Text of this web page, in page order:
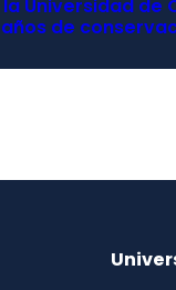
Universidad de
de